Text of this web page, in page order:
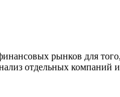
рынков для
отдельных компаний и